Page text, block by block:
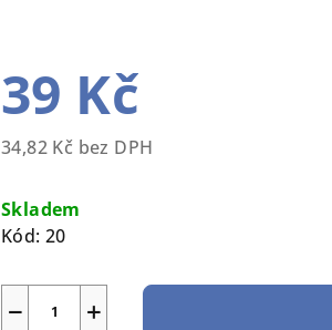
39 Kč
34,82 Kč bez DPH
cena:
Skladem
Kód: 20
+
−